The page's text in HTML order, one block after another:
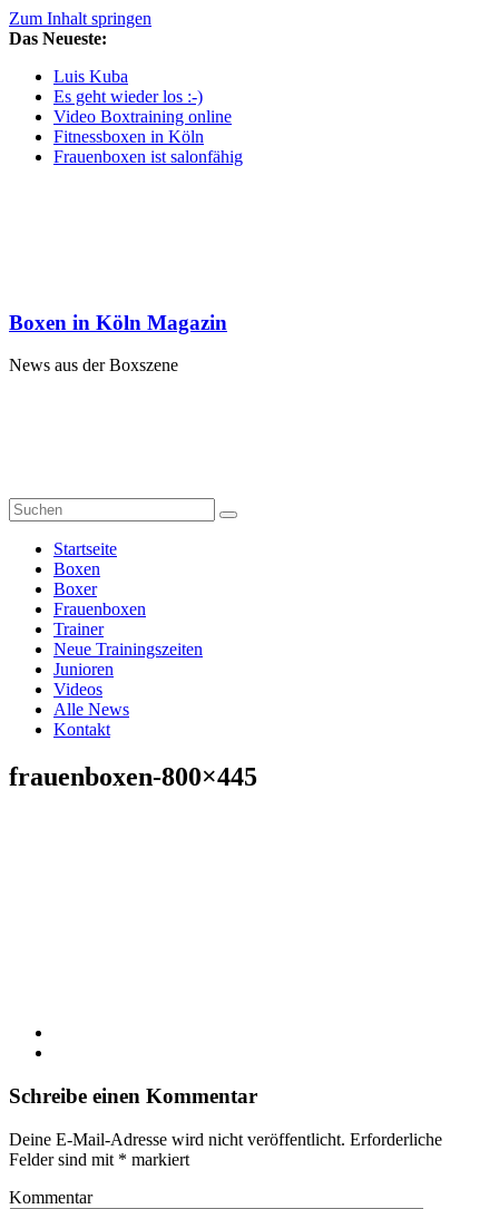
Zum Inhalt springen
Das Neueste:
Luis Kuba
Es geht wieder los :-)
Video Boxtraining online
Fitnessboxen in Köln
Frauenboxen ist salonfähig
Boxen in Köln Magazin
News aus der Boxszene
Startseite
Boxen
Boxer
Frauenboxen
Trainer
Neue Trainingszeiten
Junioren
Videos
Alle News
Kontakt
frauenboxen-800×445
Schreibe einen Kommentar
Deine E-Mail-Adresse wird nicht veröffentlicht. Erforderliche
Felder sind mit * markiert
Kommentar